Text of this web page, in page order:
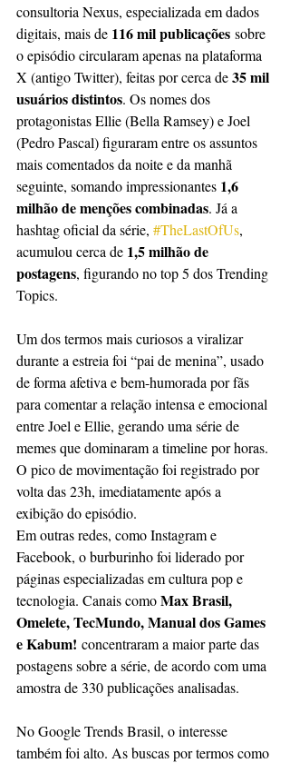
consultoria Nexus, especializada em dados
digitais, mais de 116 mil publicações sobre
o episódio circularam apenas na plataforma
X (antigo Twitter), feitas por cerca de 35 mil
usuários distintos. Os nomes dos
protagonistas Ellie (Bella Ramsey) e Joel
(Pedro Pascal) figuraram entre os assuntos
mais comentados da noite e da manhã
seguinte, somando impressionantes 1,6
milhão de menções combinadas. Já a
hashtag oficial da série, #TheLastOfUs,
acumulou cerca de 1,5 milhão de
postagens, figurando no top 5 dos Trending
Topics.
Um dos termos mais curiosos a viralizar
durante a estreia foi “pai de menina”, usado
de forma afetiva e bem-humorada por fãs
para comentar a relação intensa e emocional
entre Joel e Ellie, gerando uma série de
memes que dominaram a timeline por horas.
O pico de movimentação foi registrado por
volta das 23h, imediatamente após a
exibição do episódio.
Em outras redes, como Instagram e
Facebook, o burburinho foi liderado por
páginas especializadas em cultura pop e
tecnologia. Canais como Max Brasil,
Omelete, TecMundo, Manual dos Games
e Kabum! concentraram a maior parte das
postagens sobre a série, de acordo com uma
amostra de 330 publicações analisadas.
No Google Trends Brasil, o interesse
também foi alto. As buscas por termos como